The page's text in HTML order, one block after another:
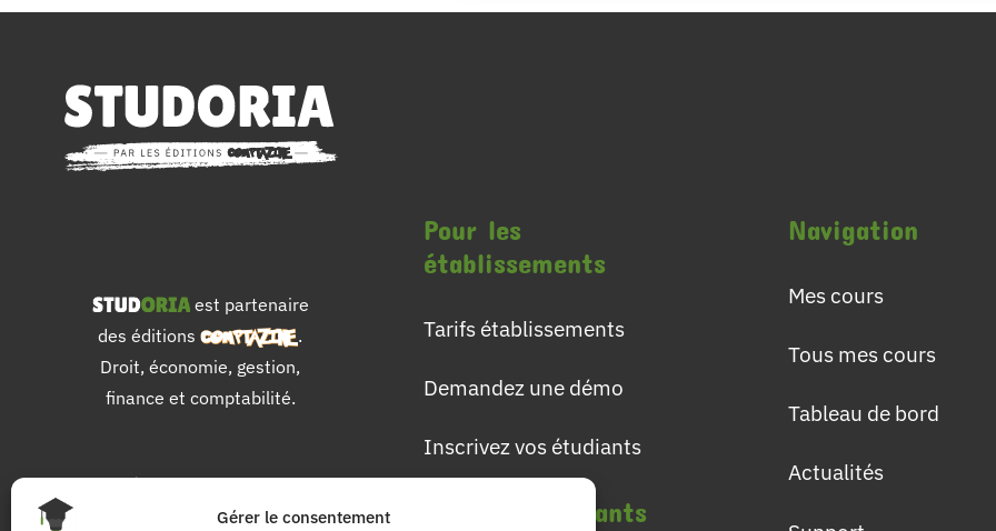
Gérer le consentement
est partenaire
des éditions
.
Droit, économie, gestion,
finance et comptabilité.
Pour les
établissements
Tarifs établissements
Demandez une démo
Inscrivez vos étudiants
Pour les étudiants
Navigation
Mes cours
Tous mes cours
Tableau de bord
Actualités